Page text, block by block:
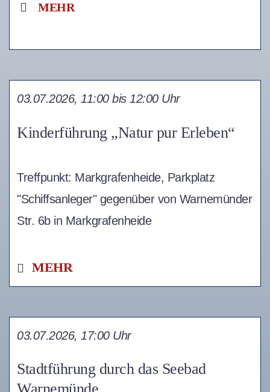
MEHR
Kinderführung „Natur pur Erleben“
03.07.2026, 11:00 bis 12:00 Uhr
Treffpunkt: Markgrafenheide, Parkplatz
"Schiffsanleger" gegenüber von Warnemünder
Str. 6b in Markgrafenheide
MEHR
Stadtführung durch das Seebad
03.07.2026, 17:00 Uhr